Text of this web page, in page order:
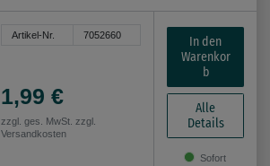
Artikel-Nr. 7052660
1,99 €
zzgl. ges. MwSt. zzgl.
Versandkosten
In den
Warenkor
b
Alle
Details
Sofort